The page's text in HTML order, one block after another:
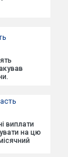
виплати
на цю